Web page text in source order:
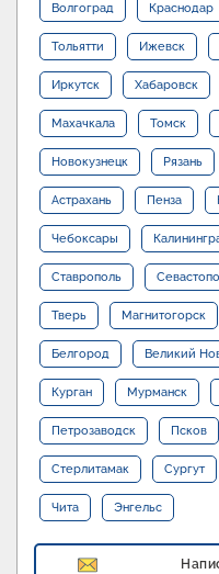
Волгоград Краснодар
Тольятти Ижевск
Иркутск Хабаровск
Махачкала Томск
Новокузнецк Рязань
Астрахань Пенза
Чебоксары
Ставрополь
Тверь Магнитогорск
Белгород Великий
Курган Мурманск
Петрозаводск Псков
Стерлитамак Сургут
Чита Энгельс